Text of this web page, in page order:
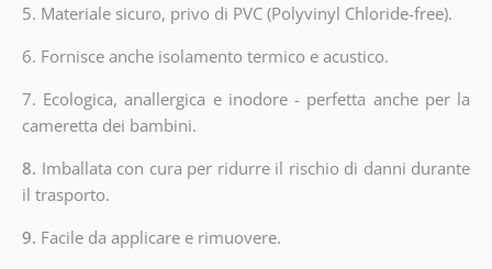
5. Materiale sicuro, privo di PVC (Polyvinyl Chloride-free).
6. Fornisce anche isolamento termico e acustico.
7. Ecologica, anallergica e inodore - perfetta anche per la
cameretta dei bambini.
8. Imballata con cura per ridurre il rischio di danni durante
il trasporto.
9. Facile da applicare e rimuovere.